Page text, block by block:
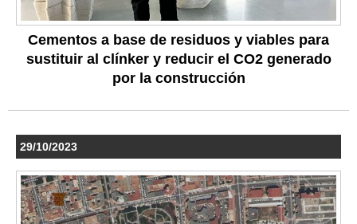
Cementos a base de residuos y viables para
sustituir al clínker y reducir el CO2 generado
por la construcción
29/10/2023